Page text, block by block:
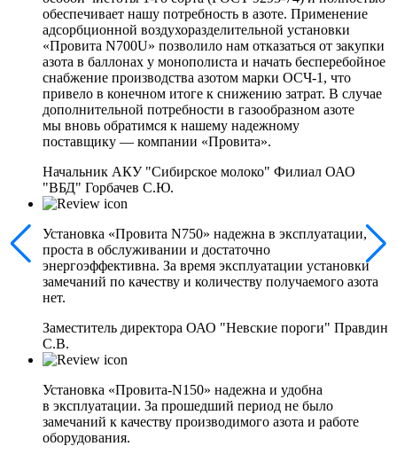
обеспечивает нашу потребность в азоте. Применение
адсорбционной воздухоразделительной установки
«Провита N700U» позволило нам отказаться от закупки
азота в баллонах у монополиста и начать бесперебойное
снабжение производства азотом марки ОСЧ-1, что
привело в конечном итоге к снижению затрат. В случае
дополнительной потребности в газообразном азоте
мы вновь обратимся к нашему надежному
поставщику — компании «Провита».
Начальник АКУ "Сибирское молоко" Филиал ОАО
"ВБД" Горбачев С.Ю.
Установка «Провита N750» надежна в эксплуатации,
проста в обслуживании и достаточно
энергоэффективна. За время эксплуатации установки
замечаний по качеству и количеству получаемого азота
нет.
Заместитель директора ОАО "Невские пороги" Правдин
С.В.
Установка «Провита-N150» надежна и удобна
в эксплуатации. За прошедший период не было
замечаний к качеству производимого азота и работе
оборудования.